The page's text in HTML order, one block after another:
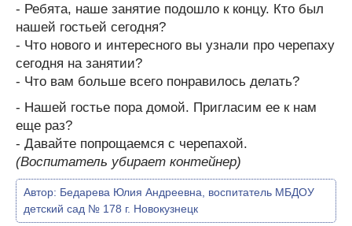
- Ребята, наше занятие подошло к концу. Кто был
нашей гостьей сегодня?
- Что нового и интересного вы узнали про черепаху
сегодня на занятии?
- Что вам больше всего понравилось делать?
- Нашей гостье пора домой. Пригласим ее к нам
еще раз?
- Давайте попрощаемся с черепахой.
(Воспитатель убирает контейнер)
Автор: Бедарева Юлия Андреевна, воспитатель МБДОУ
детский сад № 178 г. Новокузнецк